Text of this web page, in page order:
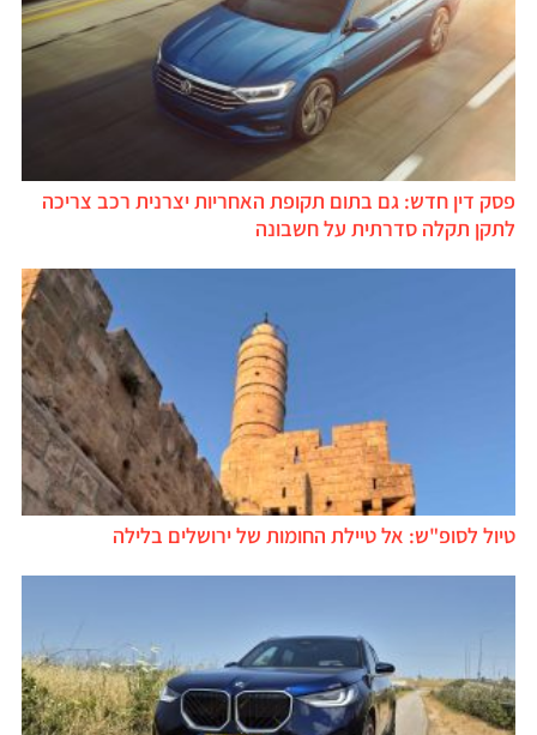
פסק דין חדש: גם בתום תקופת האחריות יצרנית רכב צריכה
לתקן תקלה סדרתית על חשבונה
טיול לסופ"ש: אל טיילת החומות של ירושלים בלילה